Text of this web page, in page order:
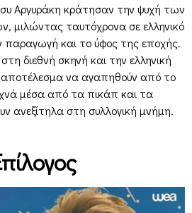
Αργυράκη κράτησαν την ψυχή των
μιλώντας ταυτόχρονα σε ελληνικό
παραγωγή και το ύφος της εποχής.
διεθνή σκηνή και την ελληνική
αποτέλεσμα να αγαπηθούν από το
μέσα από τα πικάπ και τα
ανεξίτηλα στη συλλογική μνήμη.